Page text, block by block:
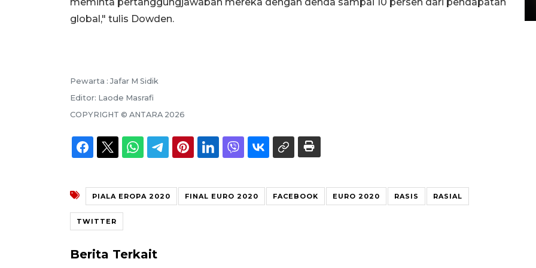
global," tulis Dowden.
Pewarta : Jafar M Sidik
Editor: Laode Masrafi
COPYRIGHT © ANTARA 2026
PIALA EROPA 2020 FINAL EURO 2020 FACEBOOK EURO 2020 RASIS RASIAL
TWITTER
Berita Terkait
15 July 2026 14:08 WIB